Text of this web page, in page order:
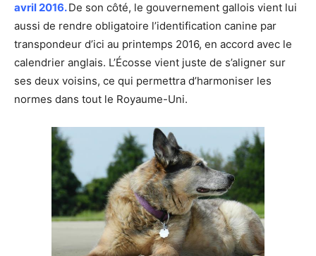
avril 2016.De son côté, le gouvernement gallois vient lui
aussi de rendre obligatoire l’identification canine par
transpondeur d’ici au printemps 2016, en accord avec le
calendrier anglais. L’Écosse vient juste de s’aligner sur
ses deux voisins, ce qui permettra d’harmoniser les
normes dans tout le Royaume-Uni.